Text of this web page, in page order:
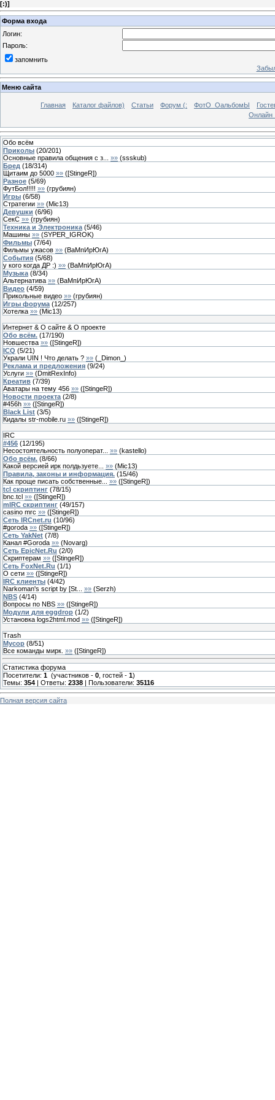
[:)]
Форма входа
Логин:
Пароль:
запомнить
Меню сайта
Главная Каталог файлов) Статьи Форум (: ФотО_ОальбомЫ
Онлайн
Обо всём
Приколы (20/201)
Основные правила общения с з...
»» (ssskub)
Бред (18/314)
Щитаим до 5000 »» ([StingeR])
Разное (5/69)
ФутБол!!!!! »» (грубиян)
Игры (6/58)
Стратегии »» (Mic13)
Девушки (6/96)
СекС »» (грубиян)
Техника и Электроника (5/46)
Мaшины »» (SYPER_IGROK)
Фильмы (7/64)
Фильмы ужасов »» (ВаМпИрЮгА)
События (5/68)
у кого когда ДР :) »» (ВаМпИрЮгА)
Музыка (8/34)
Альтернатива »» (ВаМпИрЮгА)
Видео (4/59)
Прикольные видео »» (грубиян)
Игры форума (12/257)
Хотелка »» (Mic13)
Интернет & О сайте & О проекте
Обо всём. (17/190)
Новшества »» ([StingeR])
ICQ (5/21)
Украли UIN ! Что делать ? »» ( _Dimon_ )
Реклама и предложения (9/24)
Услуги »» (DmitRexInfo)
Креатив (7/39)
Аватары на тему 456 »» ([StingeR])
Новости проекта (2/8)
#456h »» ([StingeR])
Black List (3/5)
Кидалы str-mobile.ru »» ([StingeR])
IRC
#456 (12/195)
Несостоятельность полуоперат...
»» (kastello)
Обо всём. (8/66)
Какой версией ирк полдьзуете...
»» (Mic13)
Правила, законы и информация. (15/46)
Как проще писать собственные...
»» ([StingeR])
tcl скриптинг (78/15)
bnc.tcl »» ([StingeR])
mIRC скриптинг (49/157)
casino mrc »» ([StingeR])
Сеть IRCnet.ru (10/96)
#goroda »» ([StingeR])
Сеть YakNet (7/8)
Канал #Goroda »» (Novarg)
Сеть EpicNet.Ru (2/0)
Скриптерам »» ([StingeR])
Сеть FoxNet.Ru (1/1)
О сети »» ([StingeR])
IRC клиенты (4/42)
Narkoman's script by [St...
»» (Serzh)
NBS (4/14)
Вопросы по NBS »» ([StingeR])
Модули для eggdrop (1/2)
Установка logs2html.mod »» ([StingeR])
Trash
Мусор (8/51)
Все команды мирк. »» ([StingeR])
Статистика форума
Посетители: 1 (участников - 0 , гостей - 1)
Темы: 354 | Ответы: 2338 | Пользователи: 35116
Полная версия сайта